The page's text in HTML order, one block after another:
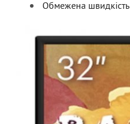
Обмежена швидкість